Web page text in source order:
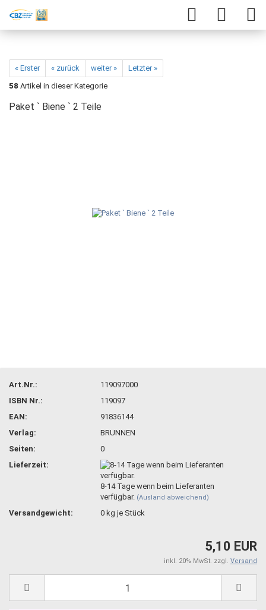
« Erster « zurück weiter »
Letzter »
58 Artikel in dieser Kategorie
Paket ` Biene ` 2 Teile
Art.Nr.:
119097000
ISBN Nr.:
119097
EAN:
91836144
Verlag:
BRUNNEN
Seiten:
0
Lieferzeit:
8-14 Tage wenn beim Lieferanten
verfügbar. (Ausland abweichend)
Versandgewicht: 0 kg je Stück
5,10 EUR
inkl. 20% MwSt. zzgl. Versand